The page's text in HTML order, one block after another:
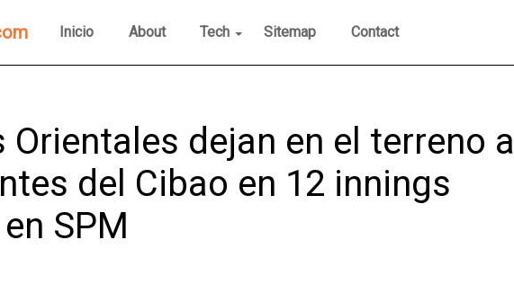
Inicio About Tech Sitemap Contact
Orientales dejan en el terreno a
del Cibao en 12 innings
SPM